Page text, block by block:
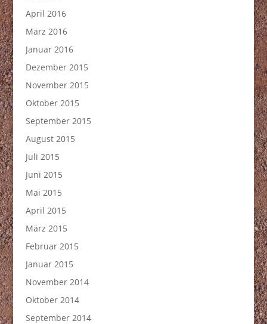
April 2016
März 2016
Januar 2016
Dezember 2015
November 2015
Oktober 2015
September 2015
August 2015
Juli 2015
Juni 2015
Mai 2015
April 2015
März 2015
Februar 2015
Januar 2015
November 2014
Oktober 2014
September 2014